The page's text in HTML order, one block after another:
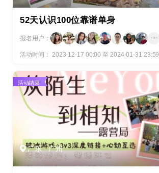
52天认识100位靠谱单身
报名用户：
活动时间： 2023-12-17 00:00 至 2024-01-31 23:59
广东 · 广州
活动结束